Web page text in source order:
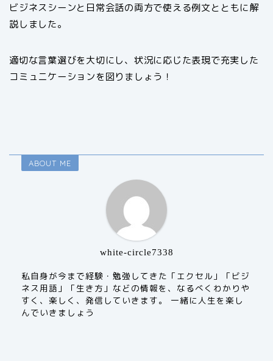
ビジネスシーンと日常会話の両方で使える例文とともに解
説しました。
適切な言葉選びを大切にし、状況に応じた表現で充実した
コミュニケーションを図りましょう！
ABOUT ME
white-circle7338
私自身が今まで経験・勉強してきた「エクセル」「ビジ
ネス用語」「生き方」などの情報を、なるべくわかりや
すく、楽しく、発信していきます。 一緒に人生を楽し
んでいきましょう